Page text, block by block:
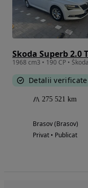
Skoda Superb 2.0
Detalii verificate
275 521 km
Brasov (Brasov)
Privat • Publicat